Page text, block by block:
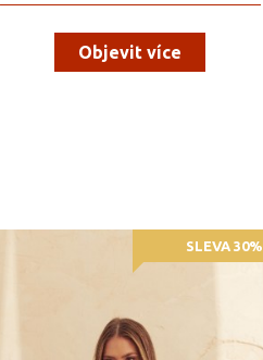
Objevit více
SLEVA 30%